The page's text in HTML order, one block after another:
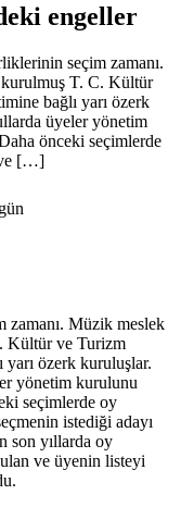
engeller
seçim zamanı.
T. C. Kültür
bağlı yarı özerk
üyeler yönetim
önceki seçimlerde
ve […]
zamanı. Müzik meslek
Kültür ve Turizm
yarı özerk kuruluşlar.
yönetim kurulunu
seçimlerde oy
istediği adayı
son yıllarda oy
ve üyenin listeyi